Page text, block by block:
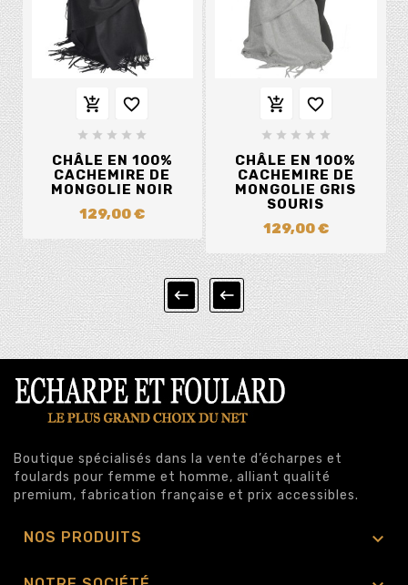
 
    
CHÂLE EN 100%
CACHEMIRE DE
MONGOLIE NOIR
129,00 €
 
    
CHÂLE EN 100%
CACHEMIRE DE
MONGOLIE GRIS
SOURIS
129,00 €
 
Boutique spécialisés dans la vente d’écharpes et
foulards pour femme et homme, alliant qualité
premium, fabrication française et prix accessibles.
NOS PRODUITS 